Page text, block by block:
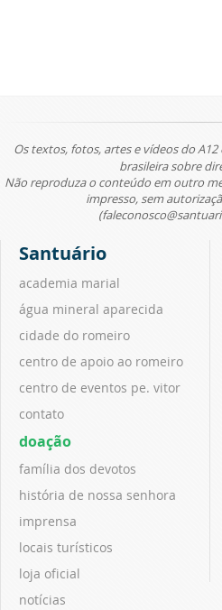
Os textos, fotos, artes e vídeos do
brasileira sobre
Não reproduza o conteúdo em outro
impresso, sem
Santuário
academia marial
água mineral aparecida
cidade do romeiro
centro de apoio ao romeiro
centro de eventos pe. vitor
contato
doação
família dos devotos
história de nossa senhora
imprensa
locais turísticos
loja oficial
notícias